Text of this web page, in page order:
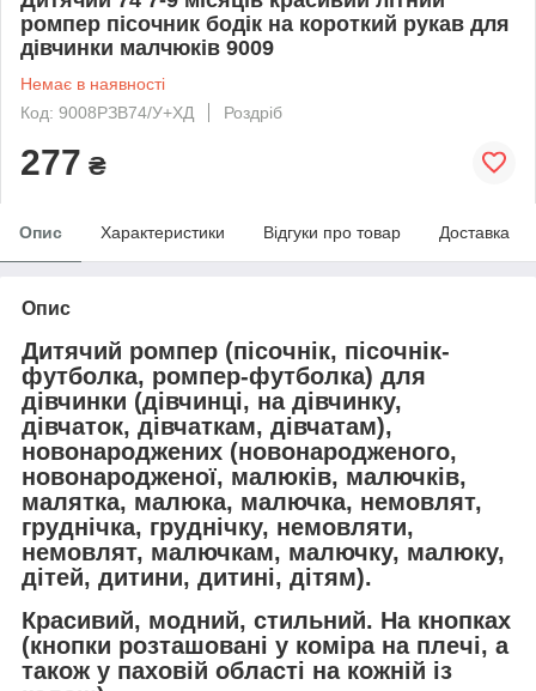
ромпер пісочник бодік на короткий рукав для
дівчинки малчюків 9009
Немає в наявності
Код: 9008РЗВ74/У+ХД
Роздріб
277 ₴
Опис Характеристики Відгуки про товар Доставка
Опис
Дитячий ромпер (пісочнік, пісочнік-
футболка, ромпер-футболка) для
дівчинки (дівчинці, на дівчинку,
дівчаток, дівчаткам, дівчатам),
новонароджених (новонародженого,
новонародженої, малюків, малючків,
малятка, малюка, малючка, немовлят,
груднічка, груднічку, немовляти,
немовлят, малючкам, малючку, малюку,
дітей, дитини, дитині, дітям).
Красивий, модний, стильний. На кнопках
(кнопки розташовані у коміра на плечі, а
також у паховій області на кожній із